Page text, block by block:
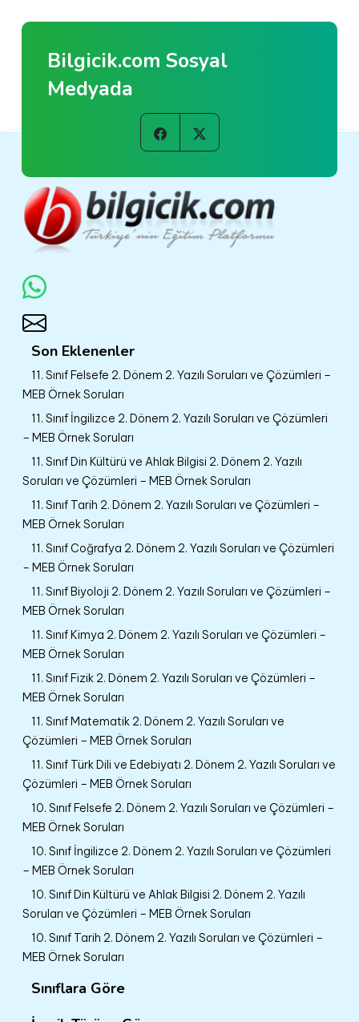
Bilgicik.com Sosyal
Medyada
Son Eklenenler
11. Sınıf Felsefe 2. Dönem 2. Yazılı Soruları ve Çözümleri –
MEB Örnek Soruları
11. Sınıf İngilizce 2. Dönem 2. Yazılı Soruları ve Çözümleri
– MEB Örnek Soruları
11. Sınıf Din Kültürü ve Ahlak Bilgisi 2. Dönem 2. Yazılı
Soruları ve Çözümleri – MEB Örnek Soruları
11. Sınıf Tarih 2. Dönem 2. Yazılı Soruları ve Çözümleri –
MEB Örnek Soruları
11. Sınıf Coğrafya 2. Dönem 2. Yazılı Soruları ve Çözümleri
– MEB Örnek Soruları
11. Sınıf Biyoloji 2. Dönem 2. Yazılı Soruları ve Çözümleri –
MEB Örnek Soruları
11. Sınıf Kimya 2. Dönem 2. Yazılı Soruları ve Çözümleri –
MEB Örnek Soruları
11. Sınıf Fizik 2. Dönem 2. Yazılı Soruları ve Çözümleri –
MEB Örnek Soruları
11. Sınıf Matematik 2. Dönem 2. Yazılı Soruları ve
Çözümleri – MEB Örnek Soruları
11. Sınıf Türk Dili ve Edebiyatı 2. Dönem 2. Yazılı Soruları ve
Çözümleri – MEB Örnek Soruları
10. Sınıf Felsefe 2. Dönem 2. Yazılı Soruları ve Çözümleri –
MEB Örnek Soruları
10. Sınıf İngilizce 2. Dönem 2. Yazılı Soruları ve Çözümleri
– MEB Örnek Soruları
10. Sınıf Din Kültürü ve Ahlak Bilgisi 2. Dönem 2. Yazılı
Soruları ve Çözümleri – MEB Örnek Soruları
10. Sınıf Tarih 2. Dönem 2. Yazılı Soruları ve Çözümleri –
MEB Örnek Soruları
Sınıflara Göre